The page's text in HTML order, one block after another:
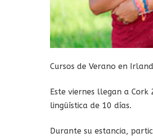
Cursos de Verano en
Este viernes llegan a
lingüística de 10 días.
Durante su estancia,